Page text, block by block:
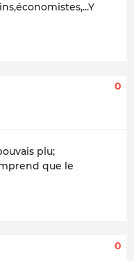
0
plu;
que le
0